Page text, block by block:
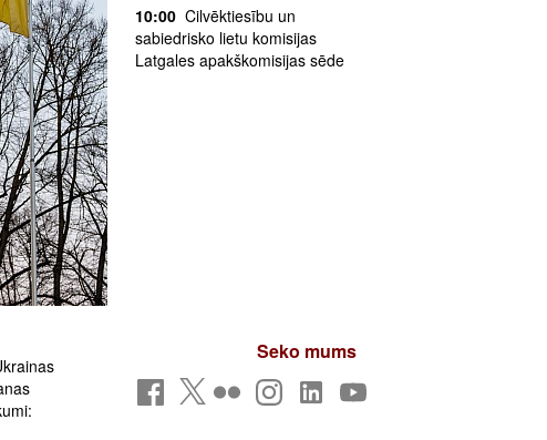
10:00 Cilvēktiesību un
sabiedrisko lietu komisijas
Latgales apakškomisijas sēde
Seko mums